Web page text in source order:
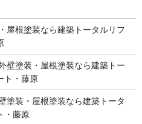
屋根塗装なら建築トータルリフ
壁塗装・屋根塗装なら建築トー
ト・藤原
塗装・屋根塗装なら建築トータ
・藤原